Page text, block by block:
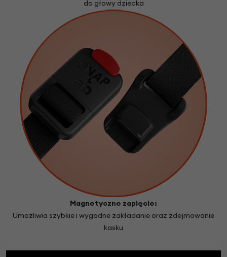
do głowy dziecka
Magnetyczne zapięcie:
Umożliwia szybkie i wygodne zakładanie oraz zdejmowanie
kasku